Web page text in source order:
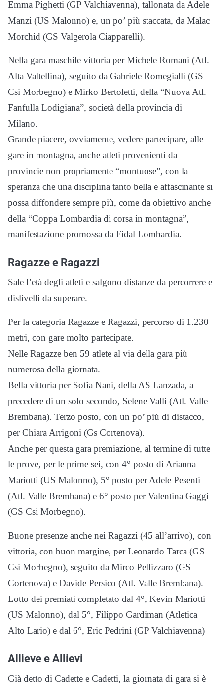
Emma Pighetti (GP Valchiavenna), tallonata da Adele
Manzi (US Malonno) e, un po’ più staccata, da Malac
Morchid (GS Valgerola Ciapparelli).
Nella gara maschile vittoria per Michele Romani (Atl.
Alta Valtellina), seguito da Gabriele Romegialli (GS
Csi Morbegno) e Mirko Bertoletti, della “Nuova Atl.
Fanfulla Lodigiana”, società della provincia di
Milano.
Grande piacere, ovviamente, vedere partecipare, alle
gare in montagna, anche atleti provenienti da
provincie non propriamente “montuose”, con la
speranza che una disciplina tanto bella e affascinante si
possa diffondere sempre più, come da obiettivo anche
della “Coppa Lombardia di corsa in montagna”,
manifestazione promossa da Fidal Lombardia.
Ragazze e Ragazzi
Sale l’età degli atleti e salgono distanze da percorrere e
dislivelli da superare.
Per la categoria Ragazze e Ragazzi, percorso di 1.230
metri, con gare molto partecipate.
Nelle Ragazze ben 59 atlete al via della gara più
numerosa della giornata.
Bella vittoria per Sofia Nani, della AS Lanzada, a
precedere di un solo secondo, Selene Valli (Atl. Valle
Brembana). Terzo posto, con un po’ più di distacco,
per Chiara Arrigoni (Gs Cortenova).
Anche per questa gara premiazione, al termine di tutte
le prove, per le prime sei, con 4° posto di Arianna
Mariotti (US Malonno), 5° posto per Adele Pesenti
(Atl. Valle Brembana) e 6° posto per Valentina Gaggi
(GS Csi Morbegno).
Buone presenze anche nei Ragazzi (45 all’arrivo), con
vittoria, con buon margine, per Leonardo Tarca (GS
Csi Morbegno), seguito da Mirco Pellizzaro (GS
Cortenova) e Davide Persico (Atl. Valle Brembana).
Lotto dei premiati completato dal 4°, Kevin Mariotti
(US Malonno), dal 5°, Filippo Gardiman (Atletica
Alto Lario) e dal 6°, Eric Pedrini (GP Valchiavenna)
Allieve e Allievi
Già detto di Cadette e Cadetti, la giornata di gara si è